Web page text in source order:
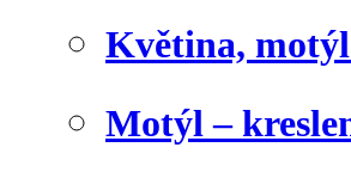
Květina,
Motýl –